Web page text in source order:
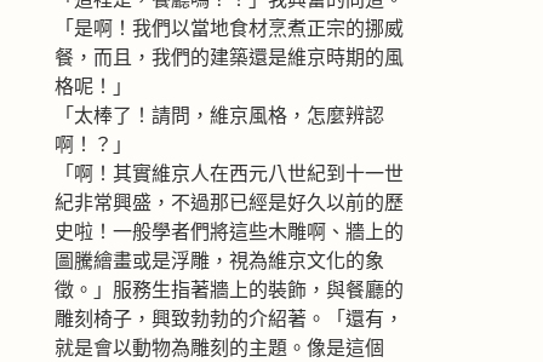
「是啊！我們以當地食材烹煮正宗的挪威
餐，而且，我們的建築還是維京時期的風
格呢！」
「太棒了！請問，維京風格，怎麼辨認
啊！？」
「啊！其實維京人在西元八世紀到十一世
紀非常興盛，不過那已經是好久以前的歷
史啦！一般學者們將這些木雕啊、牆上的
圖騰繪畫或是浮雕，視為維京文化的象
徵。」服務生指著牆上的裝飾，與餐廳的
雕刻椅子，興致勃勃的介紹著。「還有，
就是會以動物為雕刻的主題。像是這個